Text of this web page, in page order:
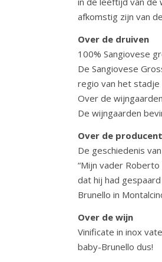
afkomstig zijn van
Over de druiven
100% Sangiovese
De Sangiovese
regio van het stadje
Over de wijngaarden
De wijngaarden
Over de producent
De geschiedenis
“Mijn vader
dat hij had
Brunello in
Over de wijn
Vinificate in inox
baby-Brunello dus!